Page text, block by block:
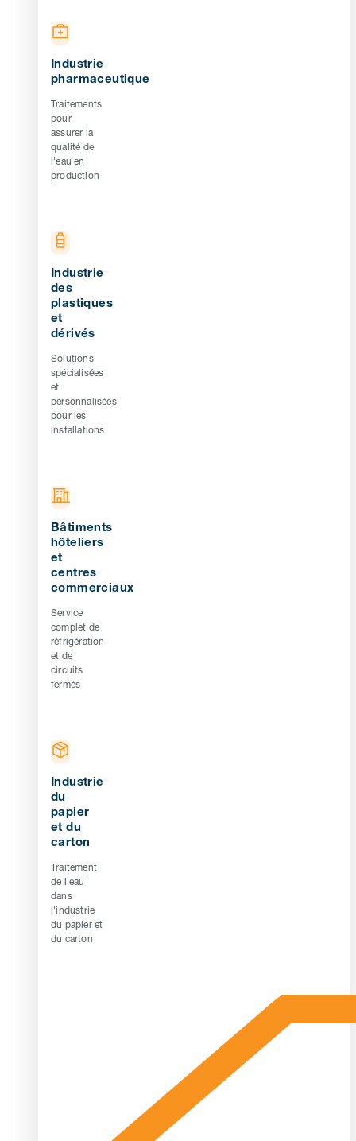
Industrie
pharmaceutique
Traitements
pour
assurer la
qualité de
l'eau en
production
Industrie
des
plastiques
et
dérivés
Solutions
spécialisées
et
personnalisées
pour les
installations
Bâtiments
hôteliers
et
centres
commerciaux
Service
complet de
réfrigération
et de
circuits
fermés
Industrie
du
papier
et du
carton
Traitement
de l'eau
dans
l'industrie
du papier et
du carton